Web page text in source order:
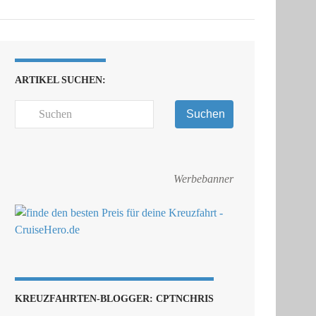
ARTIKEL SUCHEN:
Suchen
Werbebanner
KREUZFAHRTEN-BLOGGER: CPTNCHRIS